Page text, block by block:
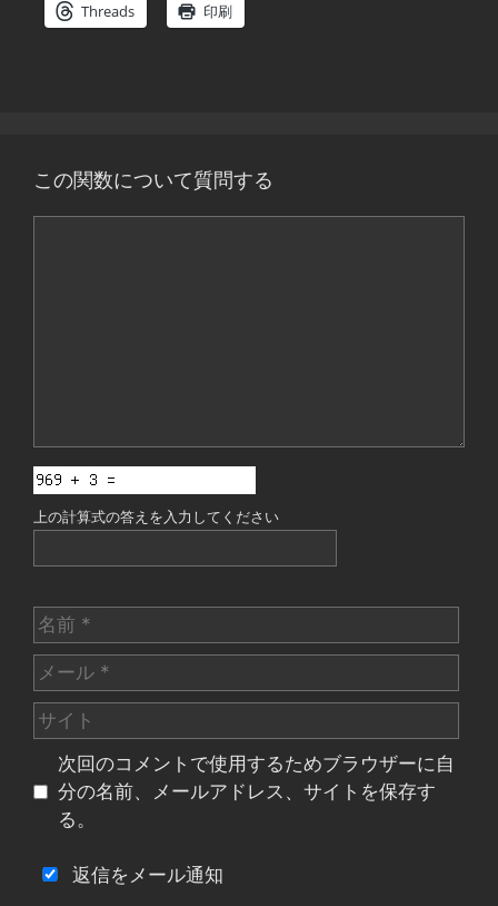
Threads 印刷
この関数について質問する
上の計算式の答えを入力してください
名
前
メ
ー
ル
サ
イ
次回のコメントで使用するためブラウザーに自
分の名前、メールアドレス、サイトを保存す
る。
返信をメール通知